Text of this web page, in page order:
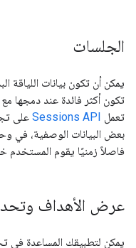
الجلسات
يمكن أن تكون بيانات اللياقة
تكون أكثر فائدة عند دمجها
تعمل Sessions API على
بعض البيانات الوصفية، في
فاصلاً زمنيًا يقوم المستخدم
عرض الأهداف
يمكن لتطبيقك المساعدة في